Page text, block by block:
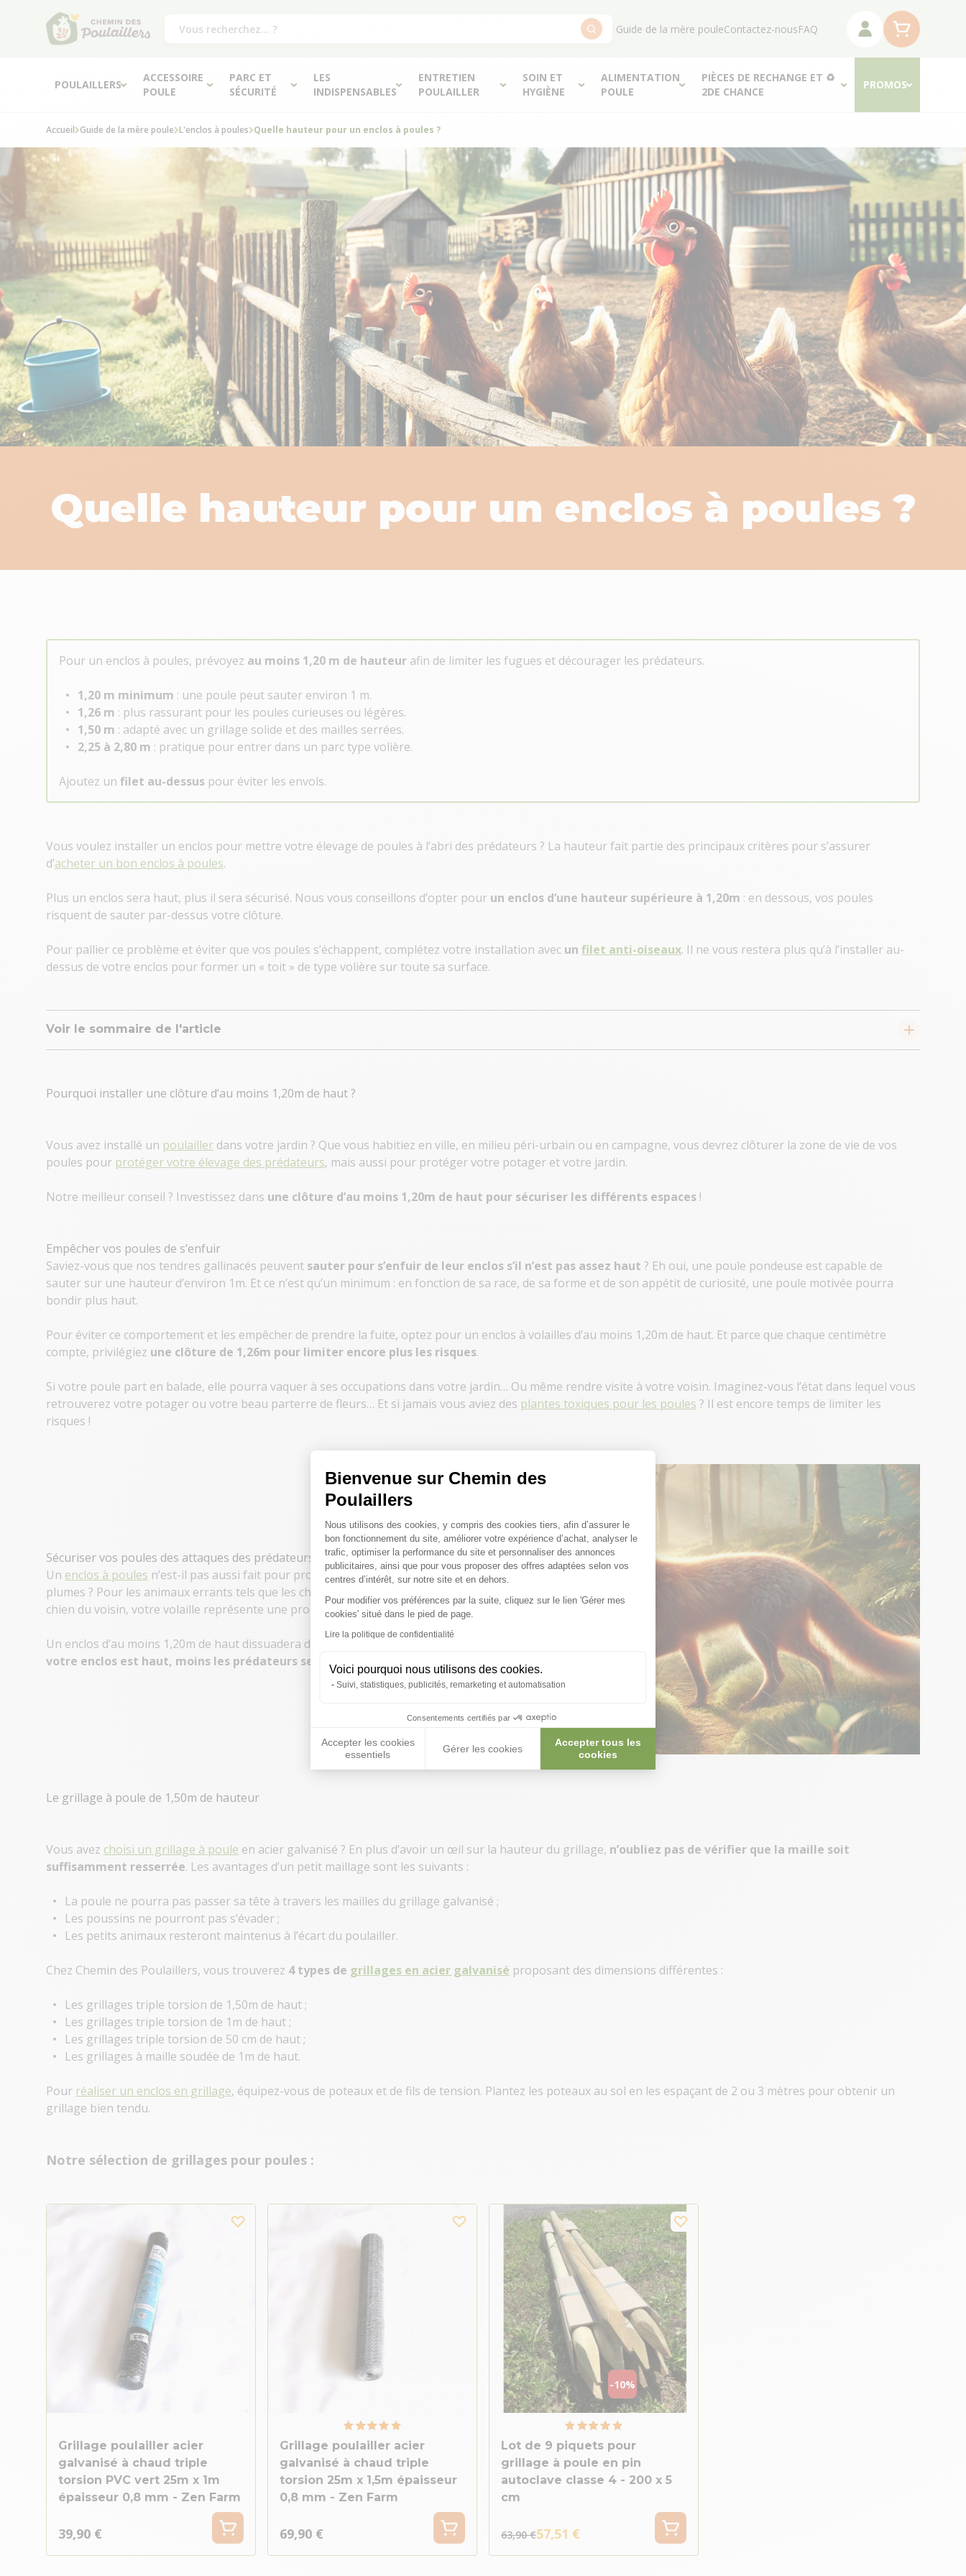
Bienvenue sur Chemin des
Poulaillers
Plateforme de Gestion du Consentement : Personnalisez vos Options
Nous utilisons des cookies, y compris des cookies tiers, afin d’assurer le
bon fonctionnement du site, améliorer votre expérience d’achat, analyser le
trafic, optimiser la performance du site et personnaliser des annonces
publicitaires, ainsi que pour vous proposer des offres adaptées selon vos
centres d’intérêt, sur notre site et en dehors.
Pour modifier vos préférences par la suite, cliquez sur le lien 'Gérer mes
cookies' situé dans le pied de page.
Lire la politique de confidentialité
Voici pourquoi nous utilisons des cookies.
Suivi, statistiques, publicités, remarketing et automatisation
Consentements certifiés par
Accepter les cookies
essentiels
Gérer les cookies
Accepter tous les
cookies
Axeptio consent
Guide de la mère pouleContactez-nousFAQ
POULAILLERS
ACCESSOIRE
POULE
PARC ET
SÉCURITÉ
LES
INDISPENSABLES
ENTRETIEN
POULAILLER
SOIN ET
HYGIÈNE
ALIMENTATION
POULE
PIÈCES DE RECHANGE ET ♻
2DE CHANCE
PROMOS
Accueil Guide de la mère poule L'enclos à poules Quelle hauteur pour un enclos à poules ?
Quelle hauteur pour un enclos à poules ?
Pour un enclos à poules, prévoyez au moins 1,20 m de hauteur afin de limiter les fugues et décourager les prédateurs.
1,20 m minimum : une poule peut sauter environ 1 m.
1,26 m : plus rassurant pour les poules curieuses ou légères.
1,50 m : adapté avec un grillage solide et des mailles serrées.
2,25 à 2,80 m : pratique pour entrer dans un parc type volière.
Ajoutez un filet au-dessus pour éviter les envols.
Vous voulez installer un enclos pour mettre votre élevage de poules à l’abri des prédateurs ? La hauteur fait partie des principaux critères pour s’assurer
d’acheter un bon enclos à poules.
Plus un enclos sera haut, plus il sera sécurisé. Nous vous conseillons d’opter pour un enclos d’une hauteur supérieure à 1,20m : en dessous, vos poules
risquent de sauter par-dessus votre clôture.
Pour pallier ce problème et éviter que vos poules s’échappent, complétez votre installation avec un filet anti-oiseaux. Il ne vous restera plus qu’à l’installer au-
dessus de votre enclos pour former un « toit » de type volière sur toute sa surface.
Voir le sommaire de l'article
Pourquoi installer une clôture d’au moins 1,20m de haut ?
Vous avez installé un poulailler dans votre jardin ? Que vous habitiez en ville, en milieu péri-urbain ou en campagne, vous devrez clôturer la zone de vie de vos
poules pour protéger votre élevage des prédateurs, mais aussi pour protéger votre potager et votre jardin.
Notre meilleur conseil ? Investissez dans une clôture d’au moins 1,20m de haut pour sécuriser les différents espaces !
Empêcher vos poules de s’enfuir
Saviez-vous que nos tendres gallinacés peuvent sauter pour s’enfuir de leur enclos s’il n’est pas assez haut ? Eh oui, une poule pondeuse est capable de
sauter sur une hauteur d’environ 1m. Et ce n’est qu’un minimum : en fonction de sa race, de sa forme et de son appétit de curiosité, une poule motivée pourra
bondir plus haut.
Pour éviter ce comportement et les empêcher de prendre la fuite, optez pour un enclos à volailles d’au moins 1,20m de haut. Et parce que chaque centimètre
compte, privilégiez une clôture de 1,26m pour limiter encore plus les risques.
Si votre poule part en balade, elle pourra vaquer à ses occupations dans votre jardin… Ou même rendre visite à votre voisin. Imaginez-vous l’état dans lequel vous
retrouverez votre potager ou votre beau parterre de fleurs… Et si jamais vous aviez des plantes toxiques pour les poules ? Il est encore temps de limiter les
risques !
Sécuriser vos poules des attaques des prédateurs
Un enclos à poules n’est-il pas aussi fait pour protéger vos petites boules de
plumes ? Pour les animaux errants tels que les chats et les renards ou même le
chien du voisin, votre volaille représente une proie de choix !
Un enclos d’au moins 1,20m de haut dissuadera de nombreux prédateurs.
votre enclos est haut, moins les prédateurs seront tentés de l’escalader
Le grillage à poule de 1,50m de hauteur
Vous avez choisi un grillage à poule en acier galvanisé ? En plus d’avoir un œil sur la hauteur du grillage, n’oubliez pas de vérifier que la maille soit
suffisamment resserrée. Les avantages d’un petit maillage sont les suivants :
La poule ne pourra pas passer sa tête à travers les mailles du grillage galvanisé ;
Les poussins ne pourront pas s’évader ;
Les petits animaux resteront maintenus à l’écart du poulailler.
Chez Chemin des Poulaillers, vous trouverez 4 types de grillages en acier galvanisé proposant des dimensions différentes :
Les grillages triple torsion de 1,50m de haut ;
Les grillages triple torsion de 1m de haut ;
Les grillages triple torsion de 50 cm de haut ;
Les grillages à maille soudée de 1m de haut.
Pour réaliser un enclos en grillage, équipez-vous de poteaux et de fils de tension. Plantez les poteaux au sol en les espaçant de 2 ou 3 mètres pour obtenir un
grillage bien tendu.
Notre sélection de grillages pour poules :
Grillage poulailler acier
galvanisé à chaud triple
torsion PVC vert 25m x 1m
épaisseur 0,8 mm - Zen Farm
39,90 €
Grillage poulailler acier
galvanisé à chaud triple
torsion 25m x 1,5m épaisseur
0,8 mm - Zen Farm
69,90 €
-10%
Lot de 9 piquets pour
grillage à poule en pin
autoclave classe 4 - 200 x 5
cm
63,90 €57,51 €